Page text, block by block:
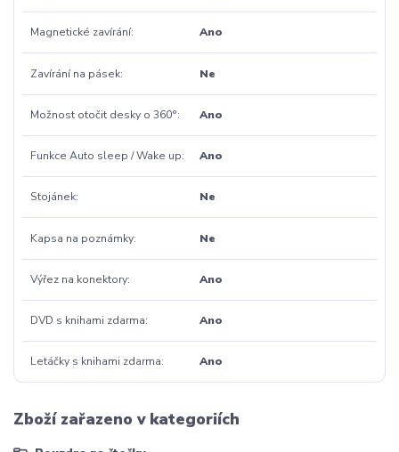
Magnetické zavírání Ano
Zavírání na pásek Ne
Možnost otočit desky o 360° Ano
Funkce Auto sleep / Wake up Ano
Stojánek Ne
Kapsa na poznámky Ne
Výřez na konektory Ano
DVD s knihami zdarma Ano
Letáčky s knihami zdarma Ano
Zboží zařazeno v kategoriích